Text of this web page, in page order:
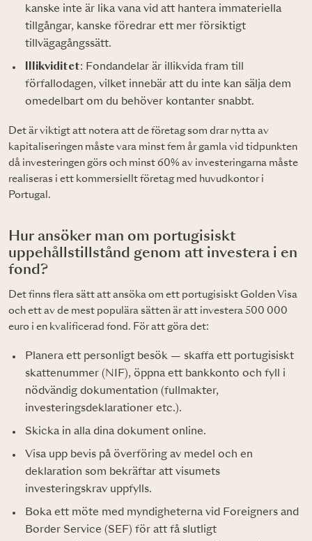
kanske inte är lika vana vid att hantera immateriella
tillgångar, kanske föredrar ett mer försiktigt
tillvägagångssätt.
Illikviditet: Fondandelar är illikvida fram till
förfallodagen, vilket innebär att du inte kan sälja dem
omedelbart om du behöver kontanter snabbt.
Det är viktigt att notera att de företag som drar nytta av
kapitaliseringen måste vara minst fem år gamla vid tidpunkten
då investeringen görs och minst 60% av investeringarna måste
realiseras i ett kommersiellt företag med huvudkontor i
Portugal.
Hur ansöker man om portugisiskt
uppehållstillstånd genom att investera i en
fond?
Det finns flera sätt att ansöka om ett portugisiskt Golden Visa
och ett av de mest populära sätten är att investera 500 000
euro i en kvalificerad fond. För att göra det:
Planera ett personligt besök — skaffa ett portugisiskt
skattenummer (NIF), öppna ett bankkonto och fyll i
nödvändig dokumentation (fullmakter,
investeringsdeklarationer etc.).
Skicka in alla dina dokument online.
Visa upp bevis på överföring av medel och en
deklaration som bekräftar att visumets
investeringskrav uppfylls.
Boka ett möte med myndigheterna vid Foreigners and
Border Service (SEF) för att få slutligt